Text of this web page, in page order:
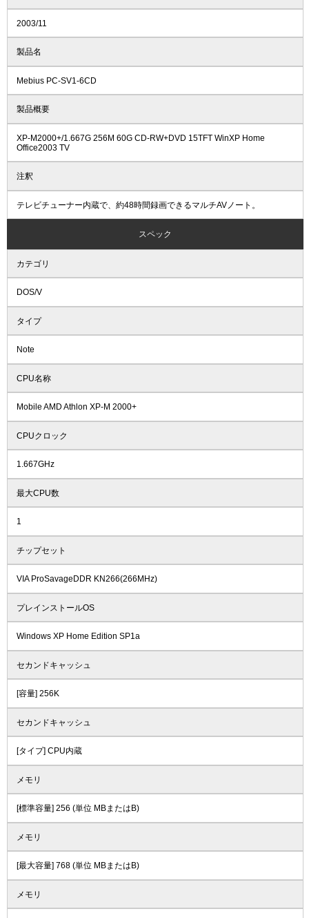
2003/11
製品名
Mebius PC-SV1-6CD
製品概要
XP-M2000+/1.667G 256M 60G CD-RW+DVD 15TFT WinXP Home
Office2003 TV
注釈
テレビチューナー内蔵で、約48時間録画できるマルチAVノート。
スペック
カテゴリ
DOS/V
タイプ
Note
CPU名称
Mobile AMD Athlon XP-M 2000+
CPUクロック
1.667GHz
最大CPU数
1
チップセット
VIA ProSavageDDR KN266(266MHz)
プレインストールOS
Windows XP Home Edition SP1a
セカンドキャッシュ
[容量] 256K
セカンドキャッシュ
[タイプ] CPU内蔵
メモリ
[標準容量] 256 (単位 MBまたはB)
メモリ
[最大容量] 768 (単位 MBまたはB)
メモリ